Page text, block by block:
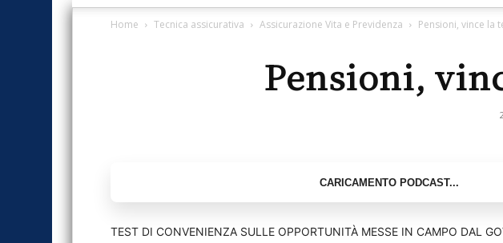
Home Tecnica assicurativa Assicurazione Vita e Previdenza Pensioni, vince la
Pensioni,
TEST DI CONVENIENZA SULLE OPPORTUNITÀ MESSE IN CAMPO DAL